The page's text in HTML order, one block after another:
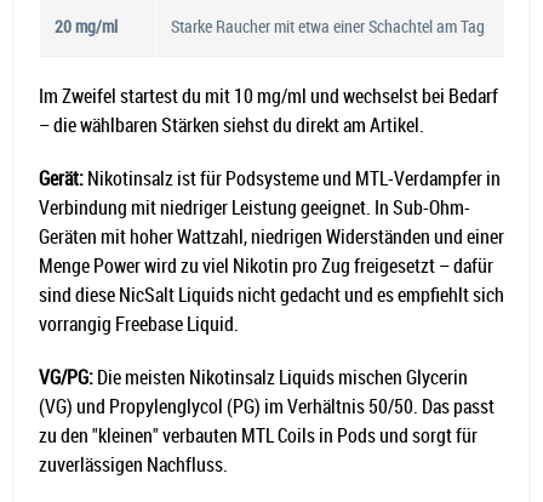
20 mg/ml Starke Raucher mit etwa einer Schachtel am Tag
Im Zweifel startest du mit 10 mg/ml und wechselst bei Bedarf
– die wählbaren Stärken siehst du direkt am Artikel.
Gerät:Nikotinsalz ist für Podsysteme und MTL-Verdampfer in
Verbindung mit niedriger Leistung geeignet. In Sub-Ohm-
Geräten mit hoher Wattzahl, niedrigen Widerständen und einer
Menge Power wird zu viel Nikotin pro Zug freigesetzt – dafür
sind diese NicSalt Liquids nicht gedacht und es empfiehlt sich
vorrangig Freebase Liquid.
VG/PG:Die meisten Nikotinsalz Liquids mischen Glycerin
(VG) und Propylenglycol (PG) im Verhältnis 50/50. Das passt
zu den "kleinen" verbauten MTL Coils in Pods und sorgt für
zuverlässigen Nachfluss.